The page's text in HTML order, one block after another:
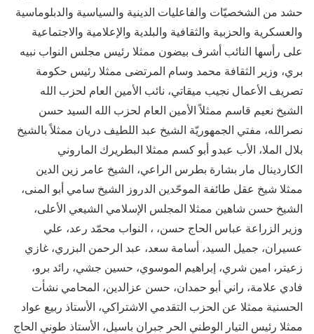
حشد من الشخصيّات والفاعليات الدينية والسياسية والدبلوماسية
والعسكرية والحزبية والثقافية والبلدية والإعلامية والاجتماعية
على رأسها النائب أشرف بيضون ممثلا رئيس مجلس النواب نبيه
بري، وزير الثقافة محمد وسام المرتضى ممثلا رئيس حكومة
تصريف الأعمال نجيب ميقاتي، نائب الأمين العام لحزب الله
الشيخ نعيم قاسم ممثلاً الأمين العام لحزب الله السيد حسن
نصرالله، مفتي الجمهوريّة الشيخ عبد اللطيف دريان ممثلاً بالشيخ
بلال الملا، الأب عبدو أبو كسم ممثلا البطريرك الماروني
الكاردينال مار بشارة بطرس الراعي، الشيخ عامر زين الدين
ممثلا شيخ عقل طائفة الموحّدين الدروز الشيخ سامي أبو المنى،
الشيخ حسن شاهين ممثلا المجلس الإسلامي الشيعي الأعلى،
وزير الزراعة عباس الحاج حسن، ، النواب محمّد رعد، علي
عسيران، جميل السيد، أسامة سعد، عبد الرحمن البزري، غازي
زعيتر، امين شري، إبراهيم الموسوي، حسين جشي، رائد برو،
فادي علامة، راني أبو حمدان، حسن عزالدين، المحامي نشأت
الحسنية ممثلا عن الحزب التقدمي الاشتراكي، الأستاذ ربيع عواد
ممثلا رئيس التيار الوطني الحر جبران باسيل، الأستاذ طوني الحاج